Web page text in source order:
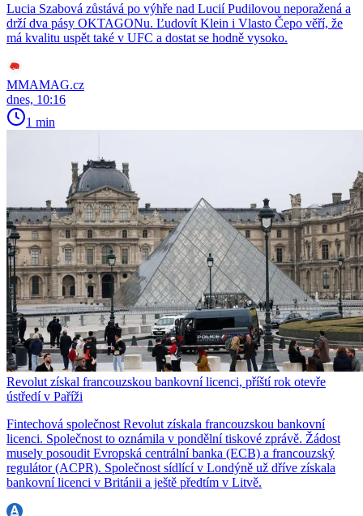
Lucia Szabová zůstává po výhře nad Lucií Pudilovou neporažená a
drží dva pásy OKTAGONu. Ľudovít Klein i Vlasto Čepo věří, že
má kvalitu uspět také v UFC a dostat se hodně vysoko.
MMAMAG.cz
dnes, 10:16
1 min
Revolut získal francouzskou bankovní licenci, příští rok otevře
ústředí v Paříži
Fintechová společnost Revolut získala francouzskou bankovní
licenci. Společnost to oznámila v pondělní tiskové zprávě. Žádost
musely posoudit Evropská centrální banka (ECB) a francouzský
regulátor (ACPR). Společnost sídlící v Londýně už dříve získala
bankovní licenci v Británii a ještě předtím v Litvě.